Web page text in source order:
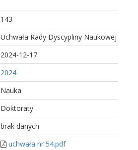
143
Uchwała Rady Dyscypliny Naukowej
2024-12-17
2024
Nauka
Doktoraty
brak danych
uchwała nr 54.pdf